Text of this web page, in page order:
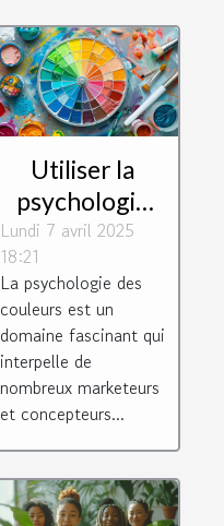
Utiliser la
psychologie
des couleurs
marketing
comprendre
leur influence
sur les
décisions
d'achat
Lundi 7 avril 2025
18:21
La psychologie des
couleurs est un
domaine fascinant qui
interpelle de
nombreux marketeurs
et concepteurs...